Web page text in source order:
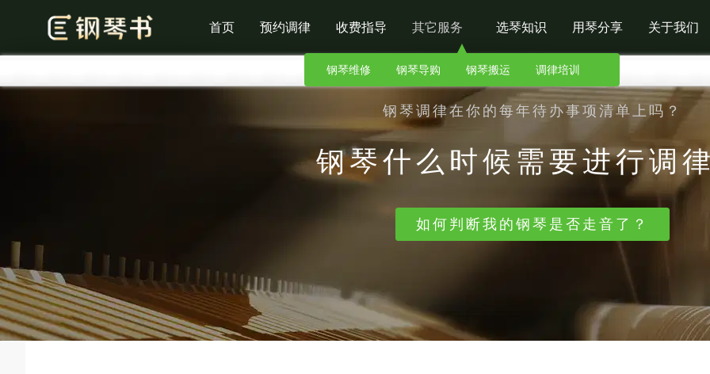
首页 预约调律 收费指导 其它服务
钢琴维修 钢琴导购 钢琴搬运 调律培训
选琴知识 用琴分享 关于我们
钢琴调律在你的每年待办事项清单上吗？
钢琴什么时候需要进行调
如何判断我的钢琴是否走音了？